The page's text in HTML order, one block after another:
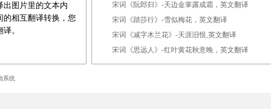
出图片里的文本内
的相互翻译转换，您
。
宋词《阮郎归》-天边金掌露成霜，英文翻译
宋词《踏莎行》-雪似梅花，英文翻译
宋词《减字木兰花》-天涯旧恨,英文翻译
宋词《思远人》-红叶黄花秋意晚，英文翻译
系统